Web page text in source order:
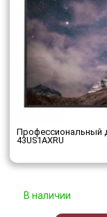
Профессиональный
43US1AXRU
В наличии